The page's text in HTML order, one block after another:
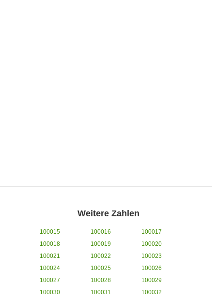
Weitere Zahlen
100015 100016
100017
100018
100019
100020
100021
100022
100023
100024
100025
100026
100027
100028
100029
100030
100031
100032